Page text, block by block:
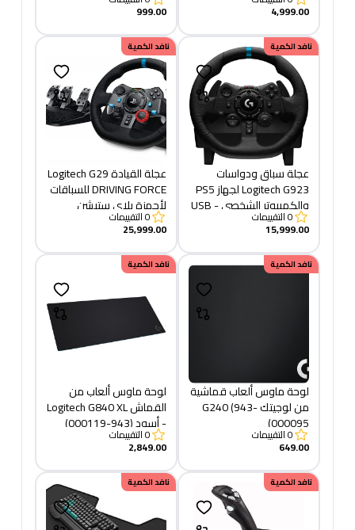
4,999.00
999.00
نافد الكمية
عجلة سباق ودواسات
Logitech G923 لجهاز PS5
والكمبيوتر الشخصي - USB
- قابس
0التقييمات
15,999.00
نافد الكمية
عجلة القيادة Logitech G29
DRIVING FORCE للسباقات
لأجهزة بلاي ستيشن
والكمبيوتر الشخصي
0التقييمات
25,999.00
نافد الكمية
لوحة ماوس ألعاب قماشية
من لوجيتك G240 (943-
000095)
0التقييمات
649.00
نافد الكمية
لوحة ماوس ألعاب من
القماش Logitech G840 XL
- أسود (943-000119)
0التقييمات
2,849.00
نافد الكمية نافد الكمية